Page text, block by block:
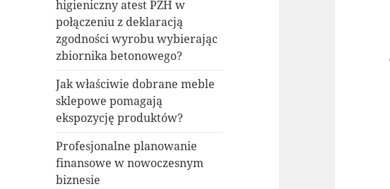
higieniczny atest PZH w
połączeniu z deklaracją
zgodności wyrobu wybierając
zbiornika betonowego?
Jak właściwie dobrane meble
sklepowe pomagają
ekspozycję produktów?
Profesjonalne planowanie
finansowe w nowoczesnym
biznesie